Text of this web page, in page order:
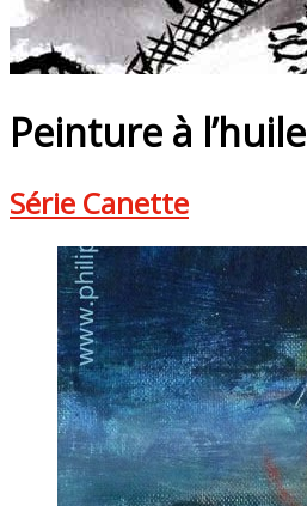
Peinture à l’huile
Série Canette